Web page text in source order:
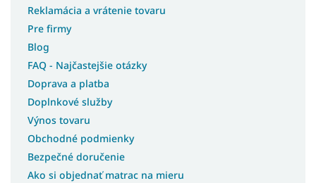
Reklamácia a vrátenie tovaru
Pre firmy
Blog
FAQ - Najčastejšie otázky
Doprava a platba
Doplnkové služby
Výnos tovaru
Obchodné podmienky
Bezpečné doručenie
Ako si objednať matrac na mieru